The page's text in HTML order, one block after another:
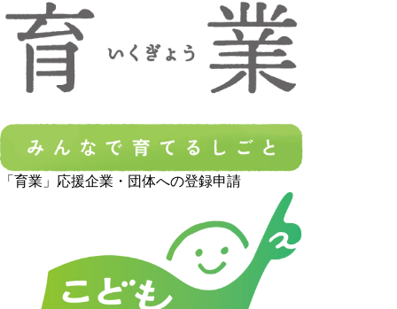
「育業」応援企業・団体への登録申請